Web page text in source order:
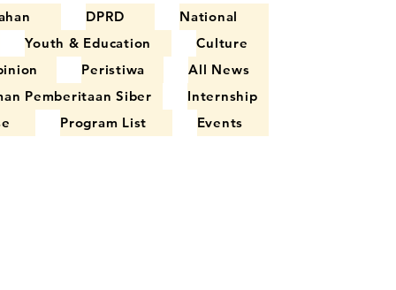
DPRD
National
Youth & Education
Culture
Peristiwa
All News
Pemberitaan Siber
Internship
Program List Events